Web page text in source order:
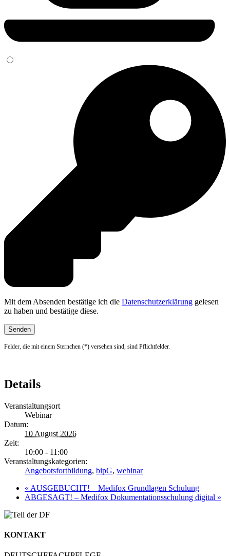
Mit dem Absenden bestätige ich die Datenschutzerklärung gelesen
zu haben und bestätige diese.
Felder, die mit einem Sternchen (*) versehen sind, sind Pflichtfelder.
Details
Veranstaltungsort
Webinar
Datum:
10 August 2026
Zeit:
10:00 - 11:00
Veranstaltungskategorien:
Angebotsfortbildung, bipG, webinar
« AUSGEBUCHT! – Medifox Grundlagen Schulung
ABGESAGT! – Medifox Dokumentationsschulung digital »
KONTAKT